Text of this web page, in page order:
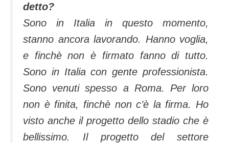
detto?
Sono in Italia in questo momento,
stanno ancora lavorando. Hanno voglia,
e finchè non è firmato fanno di tutto.
Sono in Italia con gente professionista.
Sono venuti spesso a Roma. Per loro
non è finita, finchè non c’è la firma. Ho
visto anche il progetto dello stadio che è
bellissimo. Il progetto del settore